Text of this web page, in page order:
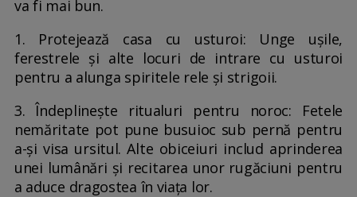
va fi mai bun.
1. Protejează casa cu usturoi: Unge ușile,
ferestrele și alte locuri de intrare cu usturoi
pentru a alunga spiritele rele și strigoii.
3. Îndeplinește ritualuri pentru noroc: Fetele
nemăritate pot pune busuioc sub pernă pentru
a-și visa ursitul. Alte obiceiuri includ aprinderea
unei lumânări și recitarea unor rugăciuni pentru
a aduce dragostea în viața lor.